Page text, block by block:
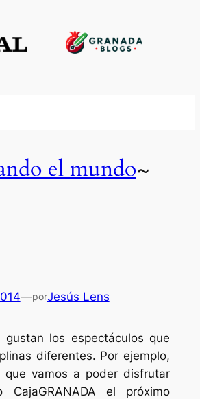
el mundo~
—porJesús Lens
gustan los espectáculos que
diferentes. Por ejemplo,
que vamos a poder disfrutar
el próximo